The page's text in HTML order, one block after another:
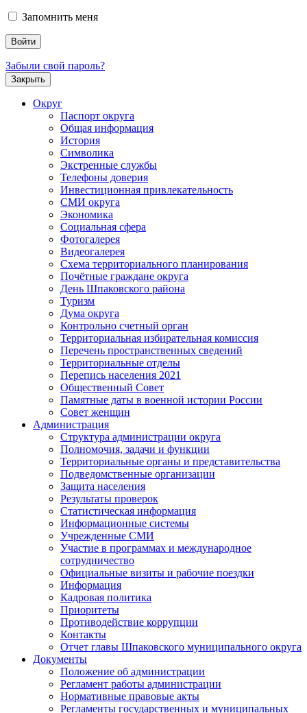
Запомнить меня
Забыли свой пароль?
Закрыть
Округ
Паспорт округа
Общая информация
История
Символика
Экстренные службы
Телефоны доверия
Инвестиционная привлекательность
СМИ округа
Экономика
Социальная сфера
Фотогалерея
Видеогалерея
Схема территориального планирования
Почётные граждане округа
День Шпаковского района
Туризм
Дума округа
Контрольно счетный орган
Территориальная избирательная комиссия
Перечень пространственных сведений
Территориальные отделы
Перепись населения 2021
Общественный Совет
Памятные даты в военной истории России
Совет женщин
Администрация
Структура администрации округа
Полномочия, задачи и функции
Территориальные органы и представительства
Подведомственные организации
Защита населения
Результаты проверок
Статистическая информация
Информационные системы
Учрежденные СМИ
Участие в программах и международное
сотрудничество
Официальные визиты и рабочие поездки
Информация
Кадровая политика
Приоритеты
Противодействие коррупции
Контакты
Отчет главы Шпаковского муниципального округа
Документы
Положение об администрации
Регламент работы администрации
Нормативные правовые акты
Регламенты государственных и муниципальных